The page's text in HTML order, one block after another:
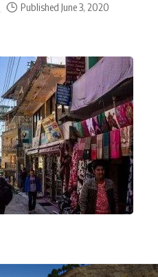
Published June 3, 2020